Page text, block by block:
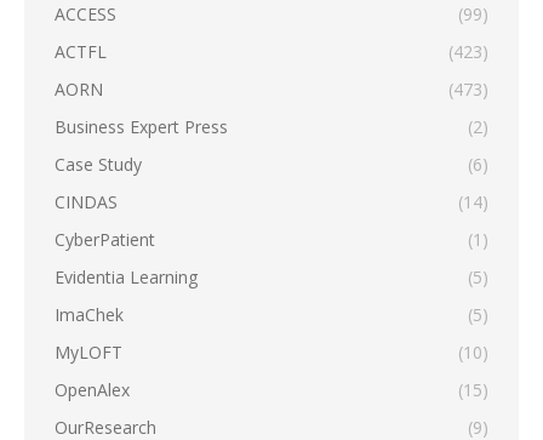
ACCESS
(99)
ACTFL
(423)
AORN
(473)
Business Expert Press
(2)
Case Study
(6)
CINDAS
(14)
CyberPatient
(1)
Evidentia Learning
(5)
ImaChek
(5)
MyLOFT
(10)
OpenAlex
(15)
OurResearch
(9)